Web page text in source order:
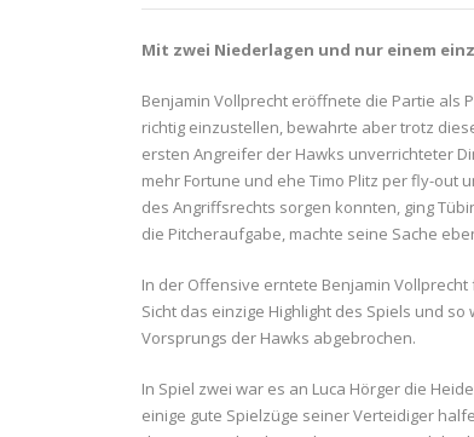
Mit zwei Niederlagen und nur einem
Benjamin Vollprecht eröffnete die Partie als
richtig einzustellen, bewahrte aber trotz
ersten Angreifer der Hawks unverrichteter
mehr Fortune und ehe Timo Plitz per fly-out
des Angriffsrechts sorgen konnten, ging
die Pitcheraufgabe, machte seine Sache
In der Offensive erntete Benjamin
Sicht das einzige Highlight des Spiels und
Vorsprungs der Hawks abgebrochen.
In Spiel zwei war es an Luca Hörger die
einige gute Spielzüge seiner Verteidiger